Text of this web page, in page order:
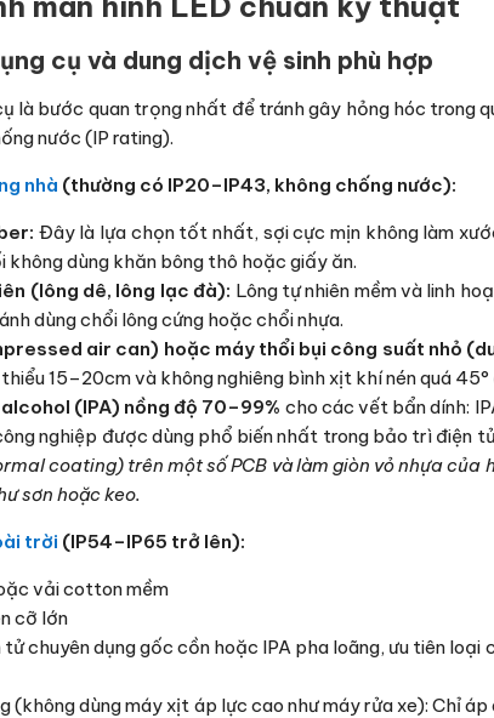
cụ và dung dịch vệ sinh phù hợp
là bước quan trọng nhất để tránh gây hỏng hóc trong
nước (IP rating).
nhà (thường có IP20–IP43, không chống nước):
Đây là lựa chọn tốt nhất, sợi cực mịn không làm
không dùng khăn bông thô hoặc giấy ăn.
(lông dê, lông lạc đà): Lông tự nhiên mềm và linh
dùng chổi lông cứng hoặc chổi nhựa.
air can) hoặc máy thổi bụi công suất nhỏ
15–20cm và không nghiêng bình xịt khí nén quá
(IPA) nồng độ 70–99% cho các vết bẩn dính:
nghiệp được dùng phổ biến nhất trong bảo trì điện
coating) trên một số PCB và làm giòn vỏ nhựa
sơn hoặc keo.
trời (IP54–IP65 trở lên):
vải cotton mềm
cỡ lớn
tử chuyên dụng gốc cồn hoặc IPA pha loãng, ưu tiên
(không dùng máy xịt áp lực cao như máy rửa xe): Chỉ